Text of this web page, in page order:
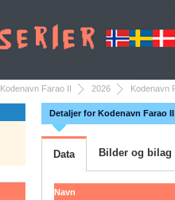
Kodenavn Farao II 2026 Kodenavn
Detaljer for Kodenavn Farao
Data Bilder og bilag
Navn